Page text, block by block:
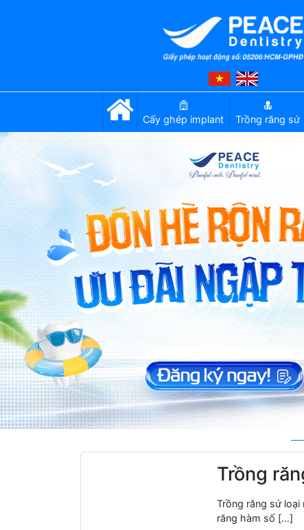
Cấy ghép implant Trồng răng sứ
Trồng
Trồng răng sứ
răng hàm số […]